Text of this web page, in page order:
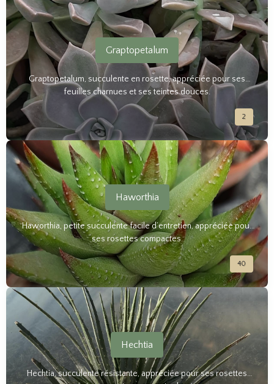
Graptopetalum
Graptopetalum, succulente en rosette, appréciée pour ses
feuilles charnues et ses teintes douces.
2
Haworthia
Haworthia, petite succulente facile d’entretien, appréciée pour
ses rosettes compactes.
40
Hechtia
Hechtia, succulente résistante, appréciée pour ses rosettes